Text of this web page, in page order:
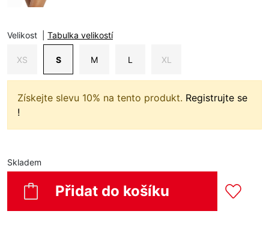
Velikost Tabulka velikostí
XS S M L XL
Získejte slevu 10% na tento produkt. Registrujte se
!
Skladem
Přidat do košíku